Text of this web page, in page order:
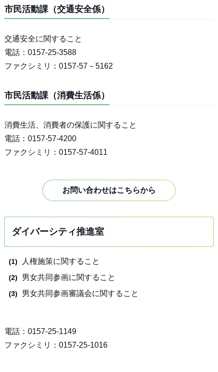
市民活動課（交通安全係）
交通安全に関すること
電話：0157-25-3588
ファクシミリ：0157-57－5162
市民活動課（消費生活係）
消費生活、消費者の保護に関すること
電話：0157-57-4200
ファクシミリ：0157-57-4011
お問い合わせはこちらから
ダイバーシティ推進室
人権施策に関すること
男女共同参画に関すること
男女共同参画審議会に関すること
電話：0157-25-1149
ファクシミリ：0157-25-1016